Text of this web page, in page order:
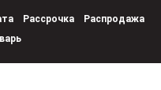
Рассрочка
Распродажа